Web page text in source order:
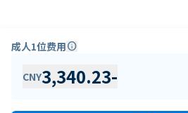
成人1位费用info
CNY3,340.23-